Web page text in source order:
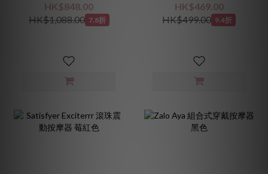
HK$848.00
HK$1,088.00 7.8折
HK$469.00
HK$499.00 9.4折